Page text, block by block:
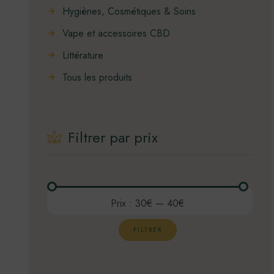
Hygiènes, Cosmétiques & Soins
Vape et accessoires CBD
Littérature
Tous les produits
Filtrer par prix
Prix
Prix
FILTRER
Prix : 30€ — 40€